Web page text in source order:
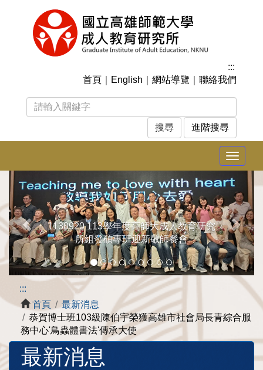
:::
首頁
English 網站導覽 聯絡我們
進階搜尋
Toggle
1130920 113學年度高師大成人教育研究
所組發碩專班迎新敬師餐會
上
一
張
下
一
張
:::
首頁
最新消息
恭賀博士班103級陳伯宇榮獲高雄市社會局長青綜合服
務中心'鳥蟲體書法'傳承大使
最新消息